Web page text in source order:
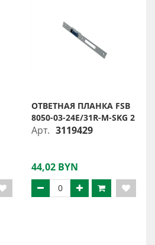
ОТВЕТНАЯ ПЛАНКА FSB
8050-03-24E/31R-M-SKG 2
Арт. 3119429
44,02 BYN